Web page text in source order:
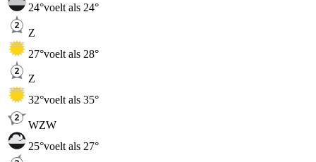
24°voelt als 24°
Z
27°voelt als 28°
Z
32°voelt als 35°
WZW
25°voelt als 27°